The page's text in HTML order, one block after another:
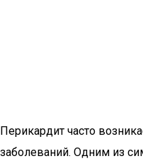
Перикардит часто
заболеваний. Одним из